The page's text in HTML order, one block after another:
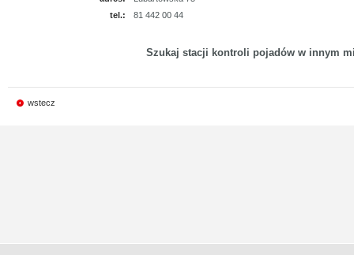
tel.:
81 442 00 44
Szukaj stacji kontroli pojadów w innym
wstecz